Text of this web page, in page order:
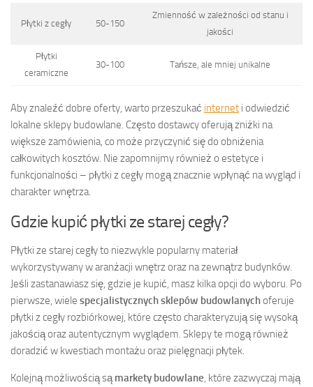
Płytki z cegły 50-150
Zmienność w zależności od stanu i
jakości
Płytki
ceramiczne
30-100 Tańsze, ale mniej unikalne
Aby znaleźć dobre oferty, warto przeszukać internet i odwiedzić
lokalne sklepy budowlane. Często dostawcy oferują zniżki na
większe zamówienia, co może przyczynić się do obniżenia
całkowitych kosztów. Nie zapomnijmy również o estetyce i
funkcjonalności – płytki z cegły mogą znacznie wpłynąć na wygląd i
charakter wnętrza.
Gdzie kupić płytki ze starej cegły?
Płytki ze starej cegły to niezwykle popularny materiał
wykorzystywany w aranżacji wnętrz oraz na zewnątrz budynków.
Jeśli zastanawiasz się, gdzie je kupić, masz kilka opcji do wyboru. Po
pierwsze, wiele specjalistycznych sklepów budowlanychoferuje
płytki z cegły rozbiórkowej, które często charakteryzują się wysoką
jakością oraz autentycznym wyglądem. Sklepy te mogą również
doradzić w kwestiach montażu oraz pielęgnacji płytek.
Kolejną możliwością sąmarkety budowlane, które zazwyczaj mają